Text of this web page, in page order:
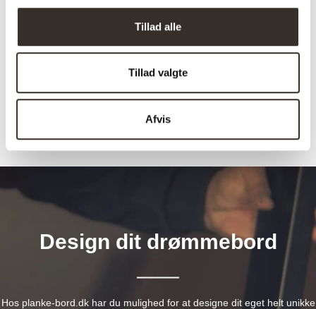
Tillad alle
Tillad valgte
Afvis
3 stk.
Afhentning muligt: Nej
Design dit drømmebord
Hos planke-bord.dk har du mulighed for at designe dit eget helt unikke